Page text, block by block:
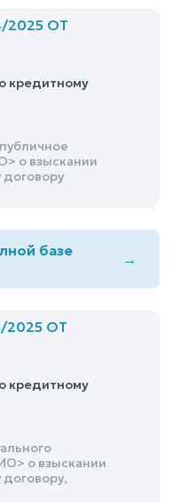
ОТ
кредитному
о взыскании
базе
→
ОТ
кредитному
о взыскании